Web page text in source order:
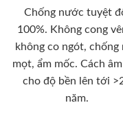
Chống nước tuyệt
100%. Không cong
không co ngót, chống
mọt, ẩm mốc. Cách
cho độ bền lên tới
năm.